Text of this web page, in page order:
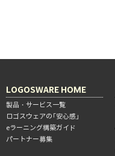
LOGOSWARE HOME
製品・サービス一覧
ロゴスウェアの「安心感」
eラーニング構築ガイド
パートナー募集